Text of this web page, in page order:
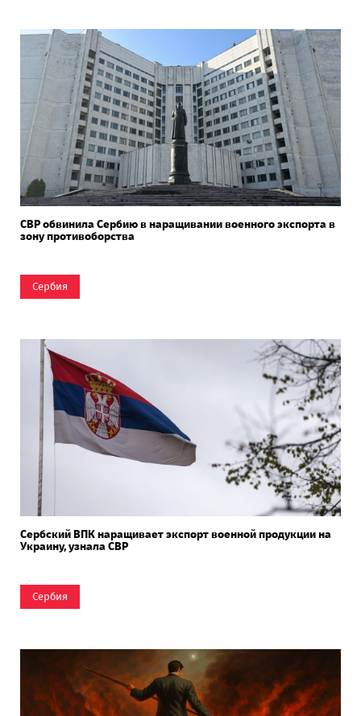
СВР обвинила Сербию в наращивании военного экспорта в
зону противоборства
Сербия
Сербский ВПК наращивает экспорт военной продукции на
Украину, узнала СВР
Сербия